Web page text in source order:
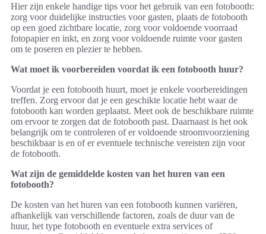
Hier zijn enkele handige tips voor het gebruik van een fotobooth:
zorg voor duidelijke instructies voor gasten, plaats de fotobooth
op een goed zichtbare locatie, zorg voor voldoende voorraad
fotopapier en inkt, en zorg voor voldoende ruimte voor gasten
om te poseren en plezier te hebben.
Wat moet ik voorbereiden voordat ik een fotobooth huur?
Voordat je een fotobooth huurt, moet je enkele voorbereidingen
treffen. Zorg ervoor dat je een geschikte locatie hebt waar de
fotobooth kan worden geplaatst. Meet ook de beschikbare ruimte
om ervoor te zorgen dat de fotobooth past. Daarnaast is het ook
belangrijk om te controleren of er voldoende stroomvoorziening
beschikbaar is en of er eventuele technische vereisten zijn voor
de fotobooth.
Wat zijn de gemiddelde kosten van het huren van een
fotobooth?
De kosten van het huren van een fotobooth kunnen variëren,
afhankelijk van verschillende factoren, zoals de duur van de
huur, het type fotobooth en eventuele extra services of